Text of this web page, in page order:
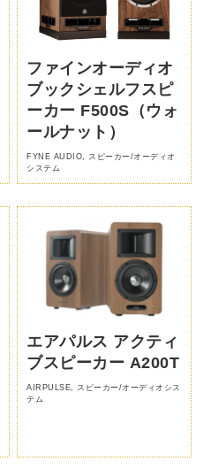
ファインオーディオ
ブックシェルフスピ
ーカー F500S（ウォ
ールナット）
FYNE AUDIO
スピーカー/オーディオ
システム
エアパルス アクティ
ブスピーカー A200T
AIRPULSE
スピーカー/オーディオシス
テム